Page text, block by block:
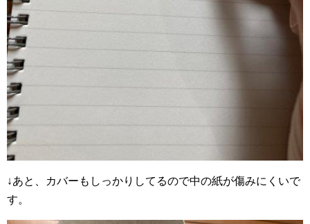
↓あと、カバーもしっかりしてるので中の紙が傷みにくいで
す。